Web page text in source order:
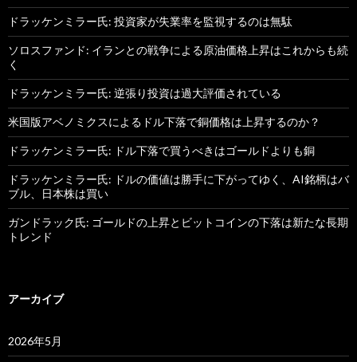
ドラッケンミラー氏: 投資家が失業率を監視するのは無駄
ソロスファンド: イランとの戦争による原油価格上昇はこれからも続
く
ドラッケンミラー氏: 逆張り投資は過大評価されている
米国版アベノミクスによるドル下落で銅価格は上昇するのか？
ドラッケンミラー氏: ドル下落で買うべきはゴールドよりも銅
ドラッケンミラー氏: ドルの価値は勝手に下がってゆく、AI銘柄はバ
ブル、日本株は買い
ガンドラック氏: ゴールドの上昇とビットコインの下落は新たな長期
トレンド
アーカイブ
2026年5月